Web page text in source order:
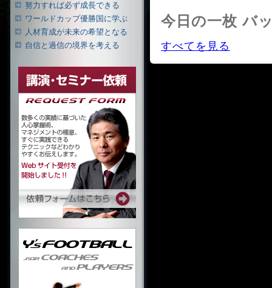
今日の一枚 バ
すべてを見る
努力すれば必ず成長できる
ワールドカップ優勝国に学ぶ
人材育成が未来の希望となる
自信と過信の境界を考える